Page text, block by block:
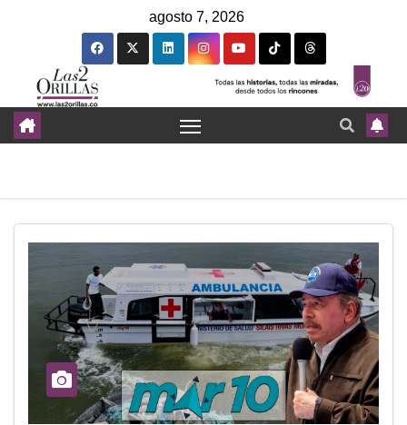
agosto 7, 2026